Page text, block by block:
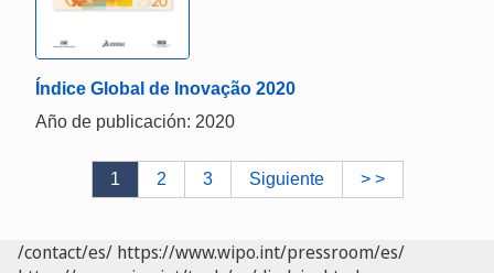
Índice Global de Inovação 2020
Año de publicación: 2020
1 2 3 Siguiente > >
/contact/es/ https://www.wipo.int/pressroom/es/